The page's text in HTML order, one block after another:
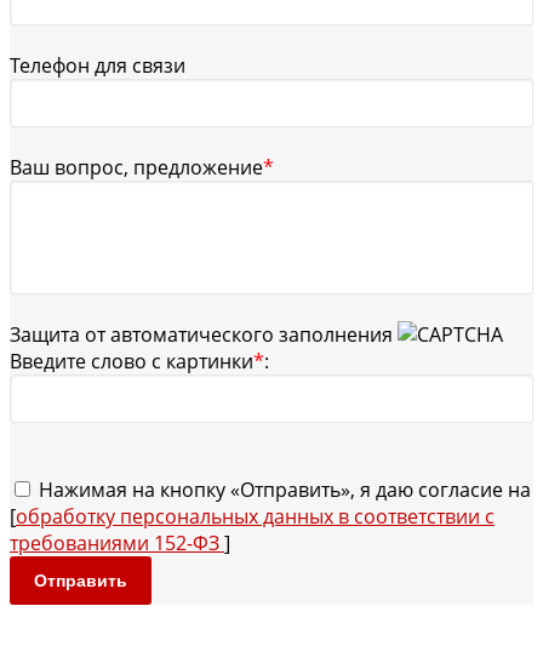
Телефон для связи
Ваш вопрос, предложение*
Защита от автоматического заполнения
Введите слово с картинки*:
Нажимая на кнопку «Отправить», я даю согласие на
[обработку персональных данных в соответствии с
требованиями 152-ФЗ]
Отправить